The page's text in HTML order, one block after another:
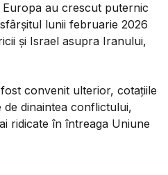
au crescut puternic
lunii februarie 2026
și Israel asupra Iranului,
convenit ulterior, cotațiile
dinaintea conflictului,
ridicate în întreaga Uniune